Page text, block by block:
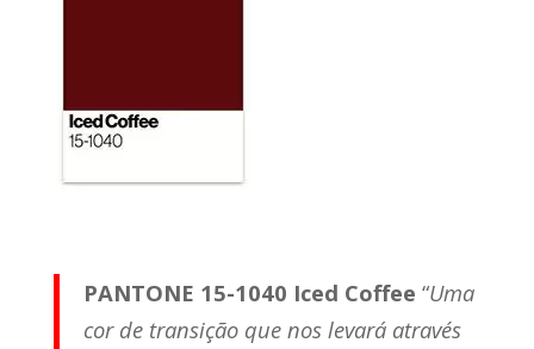
PANTONE 15-1040 Iced Coffee “Uma
cor de transição que nos levará através